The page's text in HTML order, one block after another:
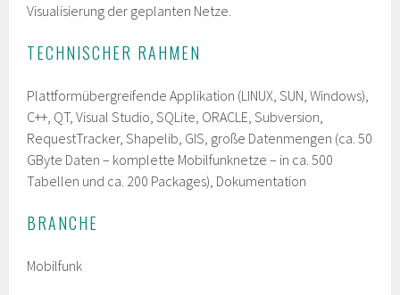
Visualisierung der geplanten Netze.
TECHNISCHER RAHMEN
Plattformübergreifende Applikation (LINUX, SUN, Windows),
C++, QT, Visual Studio, SQLite, ORACLE, Subversion,
RequestTracker, Shapelib, GIS, große Datenmengen (ca. 50
GByte Daten – komplette Mobilfunknetze – in ca. 500
Tabellen und ca. 200 Packages), Dokumentation
BRANCHE
Mobilfunk